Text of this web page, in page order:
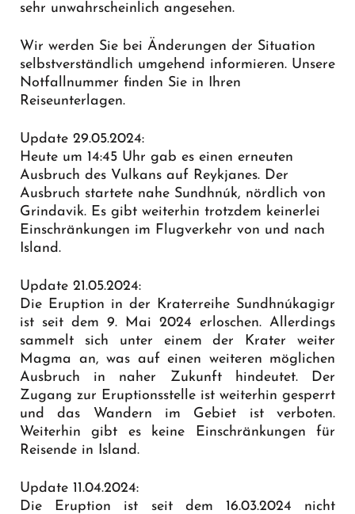
sehr unwahrscheinlich angesehen.
Wir werden Sie bei Änderungen der Situation
selbstverständlich umgehend informieren. Unsere
Notfallnummer finden Sie in Ihren
Reiseunterlagen.
Update 29.05.2024:
Heute um 14:45 Uhr gab es einen erneuten
Ausbruch des Vulkans auf Reykjanes. Der
Ausbruch startete nahe Sundhnúk, nördlich von
Grindavik. Es gibt weiterhin trotzdem keinerlei
Einschränkungen im Flugverkehr von und nach
Island.
Update 21.05.2024:
Die Eruption in der Kraterreihe Sundhnúkagigr
ist seit dem 9. Mai 2024 erloschen. Allerdings
sammelt sich unter einem der Krater weiter
Magma an, was auf einen weiteren möglichen
Ausbruch in naher Zukunft hindeutet. Der
Zugang zur Eruptionsstelle ist weiterhin gesperrt
und das Wandern im Gebiet ist verboten.
Weiterhin gibt es keine Einschränkungen für
Reisende in Island.
Update 11.04.2024:
Die Eruption ist seit dem 16.03.2024 nicht